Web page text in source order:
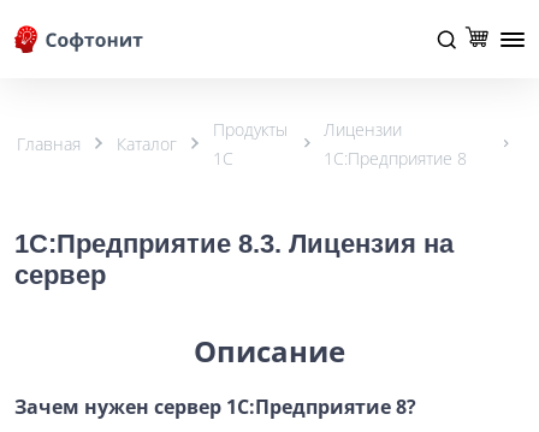
Главная Каталог
Продукты
1С
Лицензии
1С:Предприятие 8
1С:Предприятие 8.3. Лицензия на
сервер
Описание
Зачем нужен сервер 1С:Предприятие 8?